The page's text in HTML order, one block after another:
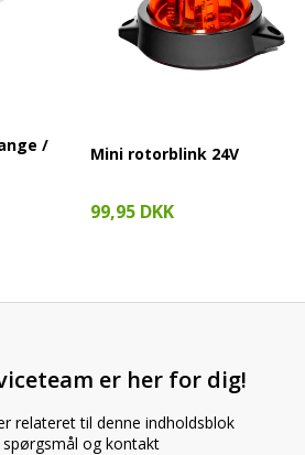
også i et praktisksæt med to stk., hvis
på begge sider af køretøjet. Det er en
vil gå på kompromis med sikkerhed,
/
Mini rotorblink 24V
99,95 DKK
er her for dig!
relateret til denne indholdsblok
og kontakt